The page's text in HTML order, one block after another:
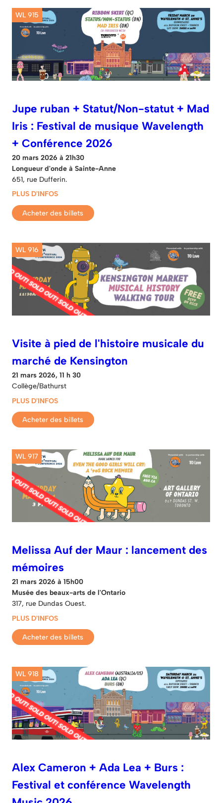
WL 915
Jupe ruban + Statut/Non-statut + Mad
Iris : Festival de musique Wavelength
+ Conférence 2026
20 mars 2026 à 21h30
Longueur d'onde à Sainte-Anne
651, rue Dufferin.
PLUS D'INFOS
Acheter des billets
WL 916
Visite à pied de l'histoire musicale du
marché de Kensington
21 mars 2026, 11 h 30
Collège/Bathurst
PLUS D'INFOS
Acheter des billets
WL 917
Melissa Auf der Maur : lancement des
mémoires
21 mars 2026 à 15h00
Musée des beaux-arts de l'Ontario
317, rue Dundas Ouest.
PLUS D'INFOS
Acheter des billets
WL 918
Alex Cameron + Ada Lea + Burs :
Festival et conférence Wavelength